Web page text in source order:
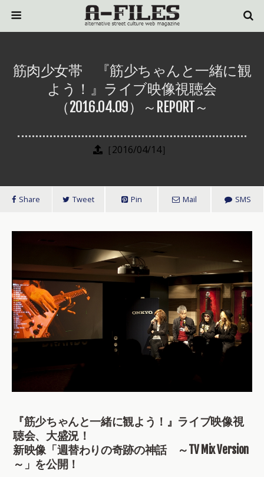
筋肉少女帯 『筋少ちゃんと一緒に観
よう！』ライブ映像視聴会
（2016.04.09）～REPORT～
［2016/04/14］
Share Tweet Pin Mail SMS
『筋少ちゃんと一緒に観よう！』ライブ映像視
聴会、大盛況！
新映像「週替わりの奇跡の神話 ～TV Mix Version
～」を公開！